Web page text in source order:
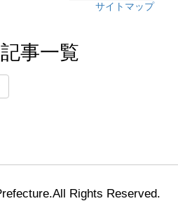
サイトマップ
事一覧
Rights Reserved.